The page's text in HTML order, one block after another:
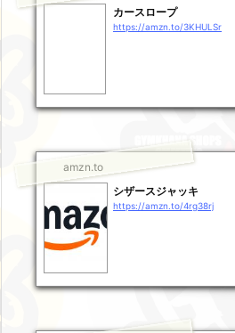
カースロープ
https://amzn.to/3KHULSr
amzn.to
シザースジャッキ
https://amzn.to/4rg38rj